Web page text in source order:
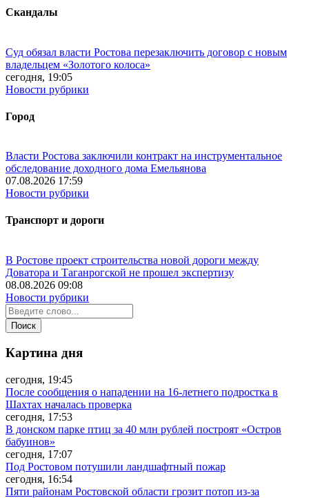
Скандалы
Суд обязал власти Ростова перезаключить договор с новым
владельцем «Золотого колоса»
сегодня, 19:05
Новости рубрики
Город
Власти Ростова заключили контракт на инструментальное
обследование доходного дома Емельянова
07.08.2026 17:59
Новости рубрики
Транспорт и дороги
В Ростове проект строительства новой дороги между
Доватора и Таганрогской не прошел экспертизу
08.08.2026 09:08
Новости рубрики
Картина дня
сегодня, 19:45
После сообщения о нападении на 16-летнего подростка в
Шахтах началась проверка
сегодня, 17:53
В донском парке птиц за 40 млн рублей построят «Остров
бабуинов»
сегодня, 17:07
Под Ростовом потушили ландшафтный пожар
сегодня, 16:54
Пяти районам Ростовской области грозит потоп из-за